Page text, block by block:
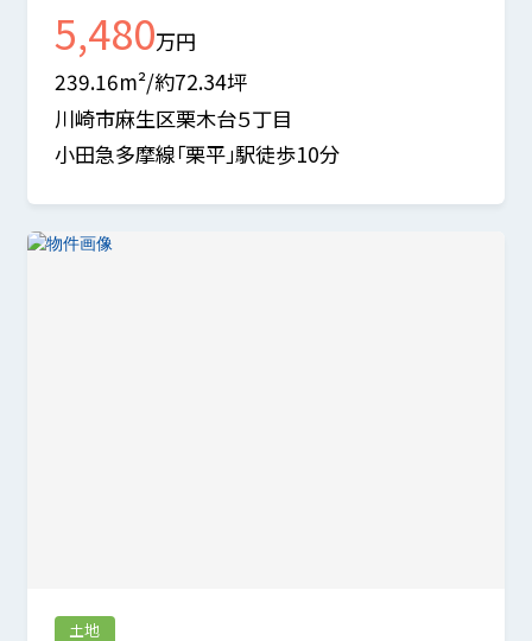
5,480万円
239.16m²/約72.34坪
川崎市麻生区栗木台５丁目
小田急多摩線「栗平」駅徒歩10分
土地